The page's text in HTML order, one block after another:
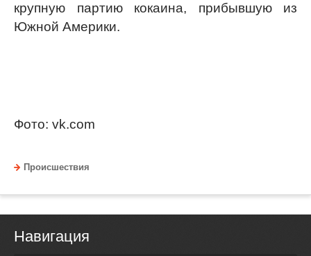
крупную партию кокаина, прибывшую из
Южной Америки.
Фото: vk.com
Происшествия
Навигация